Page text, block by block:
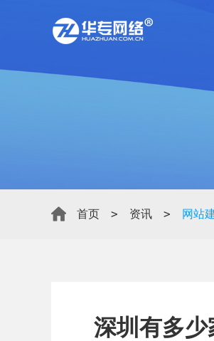
首页 > 资讯 > 网站
深圳有多少